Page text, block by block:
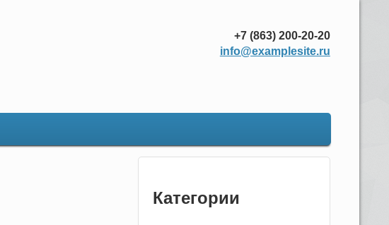
+7 (863) 200-20-20
info@examplesite.ru
Категории